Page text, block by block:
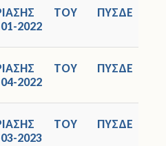
ΤΟΥ ΠΥΣΔΕ
2022
ΤΟΥ ΠΥΣΔΕ
2022
ΤΟΥ ΠΥΣΔΕ
2023